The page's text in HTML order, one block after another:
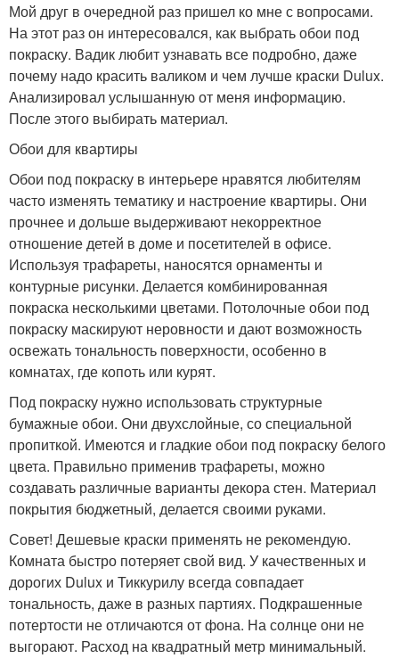
Мой друг в очередной раз пришел ко мне с вопросами.
На этот раз он интересовался, как выбрать обои под
покраску. Вадик любит узнавать все подробно, даже
почему надо красить валиком и чем лучше краски Dulux.
Анализировал услышанную от меня информацию.
После этого выбирать материал.
Обои для квартиры
Обои под покраску в интерьере нравятся любителям
часто изменять тематику и настроение квартиры. Они
прочнее и дольше выдерживают некорректное
отношение детей в доме и посетителей в офисе.
Используя трафареты, наносятся орнаменты и
контурные рисунки. Делается комбинированная
покраска несколькими цветами. Потолочные обои под
покраску маскируют неровности и дают возможность
освежать тональность поверхности, особенно в
комнатах, где копоть или курят.
Под покраску нужно использовать структурные
бумажные обои. Они двухслойные, со специальной
пропиткой. Имеются и гладкие обои под покраску белого
цвета. Правильно применив трафареты, можно
создавать различные варианты декора стен. Материал
покрытия бюджетный, делается своими руками.
Совет! Дешевые краски применять не рекомендую.
Комната быстро потеряет свой вид. У качественных и
дорогих Dulux и Тиккурилу всегда совпадает
тональность, даже в разных партиях. Подкрашенные
потертости не отличаются от фона. На солнце они не
выгорают. Расход на квадратный метр минимальный.